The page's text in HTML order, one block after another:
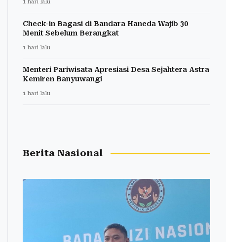
1 hari lalu
Check-in Bagasi di Bandara Haneda Wajib 30
Menit Sebelum Berangkat
1 hari lalu
Menteri Pariwisata Apresiasi Desa Sejahtera Astra
Kemiren Banyuwangi
1 hari lalu
Berita Nasional